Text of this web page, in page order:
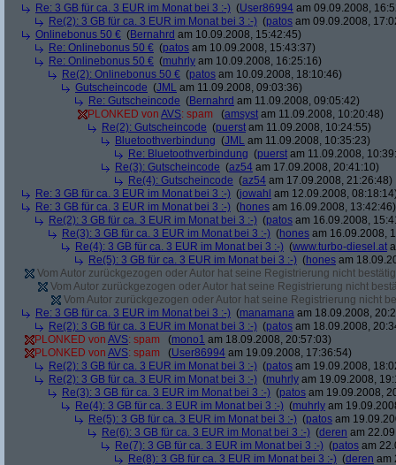
Re: 3 GB für ca. 3 EUR im Monat bei 3 :-) (User86994 am 09.09.2008,
Re(2): 3 GB für ca. 3 EUR im Monat bei 3 :-) (patos am 09.09.2008,
Onlinebonus 50 € (Bernahrd am 10.09.2008, 15:42:45)
Re: Onlinebonus 50 € (patos am 10.09.2008, 15:43:37)
Re: Onlinebonus 50 € (muhrly am 10.09.2008, 16:25:16)
Re(2): Onlinebonus 50 € (patos am 10.09.2008, 18:10:46)
Gutscheincode (JML am 11.09.2008, 09:03:36)
Re: Gutscheincode (Bernahrd am 11.09.2008, 09:05:42)
PLONKED von AVS: spam (amsyst am 11.09.2008, 10:20:48)
Re(2): Gutscheincode (puerst am 11.09.2008, 10:24:55)
Bluetoothverbindung (JML am 11.09.2008, 10:35:23)
Re: Bluetoothverbindung (puerst am 11.09.2008,
Re(3): Gutscheincode (az54 am 17.09.2008, 20:41:10)
Re(4): Gutscheincode (az54 am 17.09.2008, 21:26:48)
Re: 3 GB für ca. 3 EUR im Monat bei 3 :-) (jowahl am 12.09.2008,
Re: 3 GB für ca. 3 EUR im Monat bei 3 :-) (hones am 16.09.2008, 13:42:46)
Re(2): 3 GB für ca. 3 EUR im Monat bei 3 :-) (patos am 16.09.2008,
Re(3): 3 GB für ca. 3 EUR im Monat bei 3 :-) (hones am 16.09.2008,
Re(4): 3 GB für ca. 3 EUR im Monat bei 3 :-) (www.turbo-diesel.at
Re(5): 3 GB für ca. 3 EUR im Monat bei 3 :-) (hones am
Vom Autor zurückgezogen oder Autor hat seine Registrierung nicht
Vom Autor zurückgezogen oder Autor hat seine Registrierung nicht
Vom Autor zurückgezogen oder Autor hat seine Registrierung nicht
Re: 3 GB für ca. 3 EUR im Monat bei 3 :-) (manamana am 18.09.2008,
Re(2): 3 GB für ca. 3 EUR im Monat bei 3 :-) (patos am 18.09.2008,
PLONKED von AVS: spam (mono1 am 18.09.2008, 20:57:03)
PLONKED von AVS: spam (User86994 am 19.09.2008, 17:36:54)
Re(2): 3 GB für ca. 3 EUR im Monat bei 3 :-) (patos am 19.09.2008,
Re(2): 3 GB für ca. 3 EUR im Monat bei 3 :-) (muhrly am 19.09.2008,
Re(3): 3 GB für ca. 3 EUR im Monat bei 3 :-) (patos am 19.09.2008,
Re(4): 3 GB für ca. 3 EUR im Monat bei 3 :-) (muhrly am
Re(5): 3 GB für ca. 3 EUR im Monat bei 3 :-) (patos am
Re(6): 3 GB für ca. 3 EUR im Monat bei 3 :-) (deren am
Re(7): 3 GB für ca. 3 EUR im Monat bei 3 :-) (patos am
Re(8): 3 GB für ca. 3 EUR im Monat bei 3 :-) (deren am